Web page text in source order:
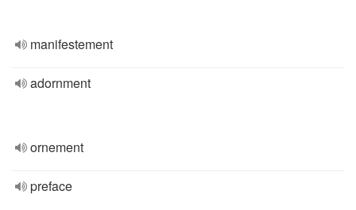
manifestement
adornment
ornement
preface